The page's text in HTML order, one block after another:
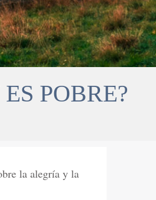
POBRE?
la alegría y la